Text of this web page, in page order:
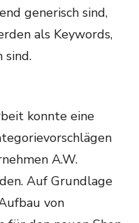
generisch sind,
als Keywords,
sind.
konnte eine
A.W.
Auf Grundlage
von